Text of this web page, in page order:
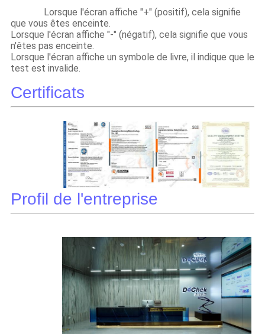
Lorsque l'écran affiche "+" (positif), cela signifie
que vous êtes enceinte.
Lorsque l'écran affiche "-" (négatif), cela signifie que vous
n'êtes pas enceinte.
Lorsque l'écran affiche un symbole de livre, il indique que le
test est invalide.
Certificats
Profil de l'entreprise